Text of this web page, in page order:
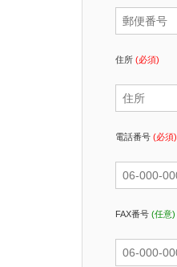
住所 (必須)
電話番号 (必須)
FAX番号 (任意)